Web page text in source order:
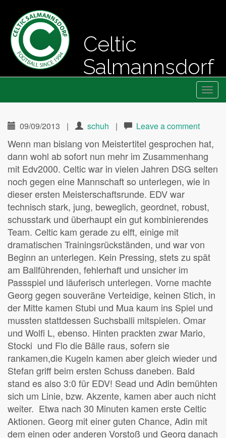
Celtic
Salmannsdorf
Menu
09/09/2013 | schuh | Leave a comment
Wenn man bislang von Meistertitel gesprochen hat,
dann wohl ab sofort nun mehr im Zusammenhang
mit Edv2000. Celtic war in vielen Jahren DSG selten
noch gegen eine Mannschaft so unterlegen, wie in
dieser ersten Meisterschaftsrunde. EDV war
technisch stark, jung, beweglich, geordnet, robust,
schusstark und überhaupt ein gut kombinierendes
Team. Celtic kam gerade zu elft, einige mit
dramatischen Trainingsrückständen, und war von
Beginn an unterlegen. Kein Pressing, stets zu spät
am Ballführenden, fehlerhaft und unsicher im
Passspiel und läuferisch unterlegen. Vorne machte
Georg gegen souveräne Verteidige, keinen Stich, in
der Mitte kamen Stubi und Mua kaum ins Spiel und
mussten stattdessen Suchsballi mitspielen. Omar
und Wolfi L, ebenso. Hinten prackten zwar Mario,
Stocki und Flo die Bälle raus, sofern sie
rankamen,die Kugeln kamen aber gleich wieder und
Stefan griff beim ersten Schuss daneben. Bald
stand es also 3:0 für EDV! Sead und Adin bemühten
sich um Linie, bzw. Akzente, kamen aber auch nicht
weiter. Etwa nach 30 Minuten kamen erste Celtic
Aktionen. Georg mit einer guten Chance, Adin mit
dem einen oder anderen Vorstoß und Georg danach